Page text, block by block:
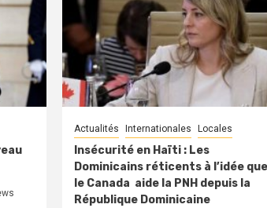
Actualités Internationales Locales
Insécurité en Haïti : Les
Dominicains réticents à l’idée
le Canada aide la PNH depuis la
République Dominicaine